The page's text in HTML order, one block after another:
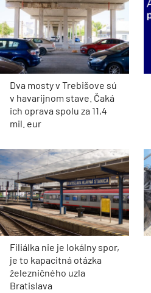
Dva mosty v Trebišove sú
v havarijnom stave. Čaká
ich oprava spolu za 11,4
mil. eur
Filiálka nie je lokálny spor,
je to kapacitná otázka
železničného uzla
Bratislava